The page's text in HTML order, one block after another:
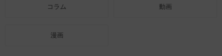
コラム 動画
漫画